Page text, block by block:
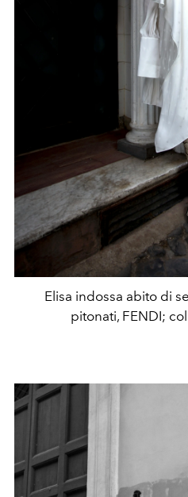
Elisa indossa abito di
pitonati, FENDI;